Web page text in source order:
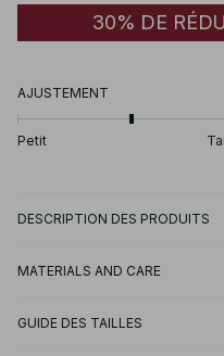
30% DE
AJUSTEMENT
Petit
DESCRIPTION DES PRODUITS
MATERIALS AND CARE
GUIDE DES TAILLES